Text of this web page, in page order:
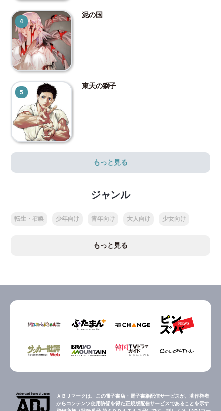
4
泥の国
5
東天の獅子
もっと見る
ジャンル
転生・召喚 少年向け 青年向け 大人向け 少女向け
もっと見る
ＡＢＪマークは、この電子書店・電子書籍配信サービスが、著作権者
からコンテンツ使用許諾を得た正規版配信サービスであることを示す